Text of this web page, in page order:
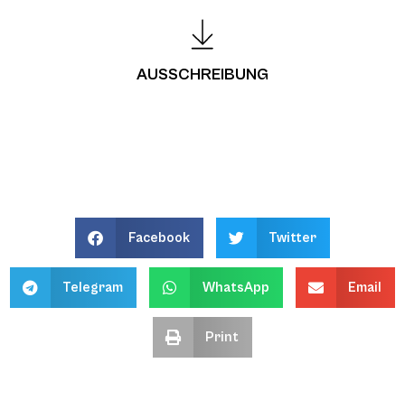
AUSSCHREIBUNG
Facebook Twitter
Telegram WhatsApp Email
Print